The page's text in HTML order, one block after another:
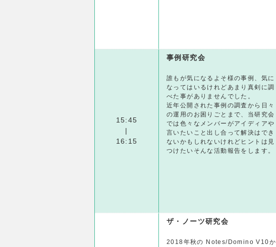
15:45
|
16:15
事例研究会
誰もが気になるよそ様の事例、気に
なってはいるけれどあまり真剣に調
べた事がありませんでした。
近年公開された事例の調査から日々
の運用のお困りごとまで、当研究会
では色々なメンバーがアイディアや
言いたいこと出し合って解決はでき
ないかもしれないけれどヒントは見
つけたいそんな活動報告をします。
ザ・ノーツ研究会
2018年秋の Notes/Domino V10か